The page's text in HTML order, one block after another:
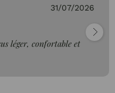
31/07/2026
léger, confortable et